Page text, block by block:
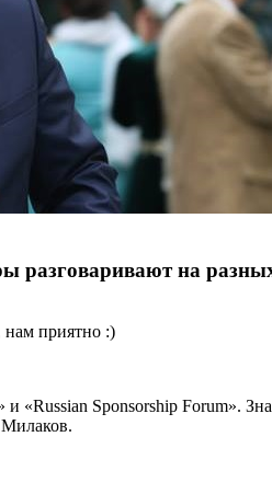
разговаривают на
нам приятно :)
Sponsorship Forum».
Милаков.